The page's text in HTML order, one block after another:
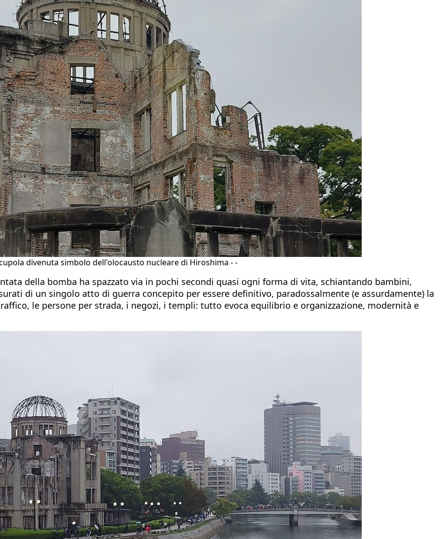
divenuta simbolo dell'olocausto nucleare di Hiroshima - -
della bomba ha spazzato via in pochi secondi quasi ogni forma di vita, schiantando bambini,
di un singolo atto di guerra concepito per essere definitivo, paradossalmente (e assurdamente) la
le persone per strada, i negozi, i templi: tutto evoca equilibrio e organizzazione, modernità e